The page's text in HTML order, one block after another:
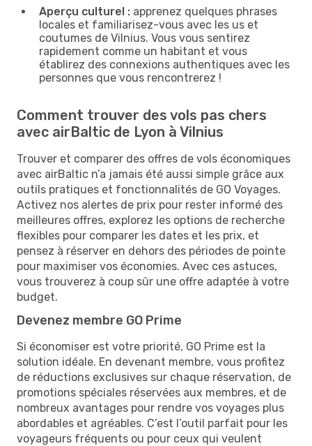
Aperçu culturel : apprenez quelques phrases
locales et familiarisez-vous avec les us et
coutumes de Vilnius. Vous vous sentirez
rapidement comme un habitant et vous
établirez des connexions authentiques avec les
personnes que vous rencontrerez !
Comment trouver des vols pas chers
avec airBaltic de Lyon à Vilnius
Trouver et comparer des offres de vols économiques
avec airBaltic n’a jamais été aussi simple grâce aux
outils pratiques et fonctionnalités de GO Voyages.
Activez nos alertes de prix pour rester informé des
meilleures offres, explorez les options de recherche
flexibles pour comparer les dates et les prix, et
pensez à réserver en dehors des périodes de pointe
pour maximiser vos économies. Avec ces astuces,
vous trouverez à coup sûr une offre adaptée à votre
budget.
Devenez membre GO Prime
Si économiser est votre priorité, GO Prime est la
solution idéale. En devenant membre, vous profitez
de réductions exclusives sur chaque réservation, de
promotions spéciales réservées aux membres, et de
nombreux avantages pour rendre vos voyages plus
abordables et agréables. C’est l’outil parfait pour les
voyageurs fréquents ou pour ceux qui veulent